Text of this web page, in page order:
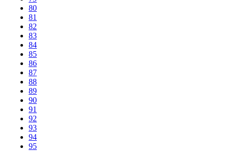
80
81
82
83
84
85
86
87
88
89
90
91
92
93
94
95